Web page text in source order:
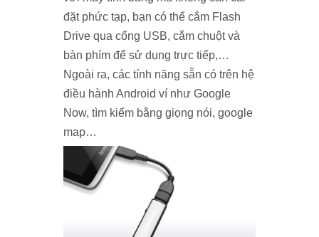
đặt phức tạp, bạn có thể cắm Flash
Drive qua cổng USB, cắm chuột và
bàn phím để sử dụng trực tiếp,…
Ngoài ra, các tính năng sẵn có trên hệ
điều hành Android ví như Google
Now, tìm kiếm bằng giọng nói, google
map…